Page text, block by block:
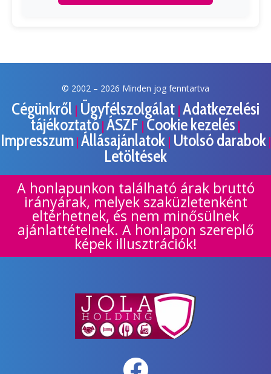
© 2002 – 2026 Minden jog fenntartva
Cégünkről | Ügyfélszolgálat | Adatkezelési
tájékoztató | ÁSZF | Cookie kezelés |
Impresszum| Állásajánlatok | Utolsó darabok|
Letöltések
A honlapunkon található árak bruttó
irányárak, melyek szaküzletenként
eltérhetnek, és nem minősülnek
ajánlattételnek. A honlapon szereplő
képek illusztrációk!